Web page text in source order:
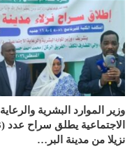
وزير الموارد البشرية والرعاية
نزيلا من مدينة البر…